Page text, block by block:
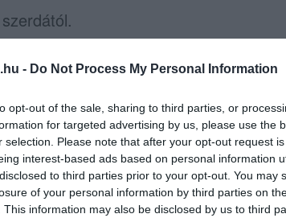
- Do Not Process My Personal Information
opt-out of the sale, sharing to third parties, or
for targeted advertising by us, please use the
selection. Please note that after your opt-out request
interest-based ads based on personal information
to third parties prior to your opt-out. You may
of your personal information by third parties on
This information may also be disclosed by us to third
Egerben: a Gárdonyi téren,
állítanak fel. A munkálatok
fotót a helyszínen: